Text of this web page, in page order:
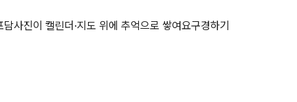
세 페이지
담사진이 캘린더·지도 위에 추억으로 쌓여요구경하기